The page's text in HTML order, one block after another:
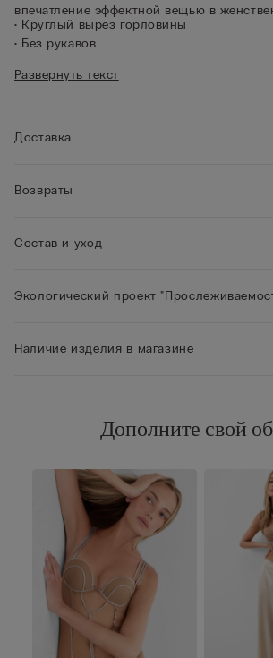
впечатление эффектной вещью в
• Круглый вырез горловины
• Без рукавов
• Застегивается на кнопки
• Рост модели: 175 см. Размер изделия на
Развернуть текст
Доставка
Возвраты
Состав и уход
Экологический проект
Наличие изделия в магазине
Дополните свой